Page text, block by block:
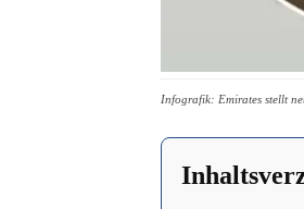
Infografik: Emirates stellt